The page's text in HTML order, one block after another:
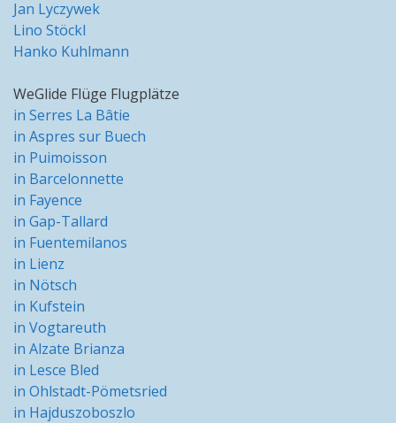
Jan Lyczywek
Lino Stöckl
Hanko Kuhlmann
WeGlide Flüge Flugplätze
in Serres La Bâtie
in Aspres sur Buech
in Puimoisson
in Barcelonnette
in Fayence
in Gap-Tallard
in Fuentemilanos
in Lienz
in Nötsch
in Kufstein
in Vogtareuth
in Alzate Brianza
in Lesce Bled
in Ohlstadt-Pömetsried
in Hajduszoboszlo